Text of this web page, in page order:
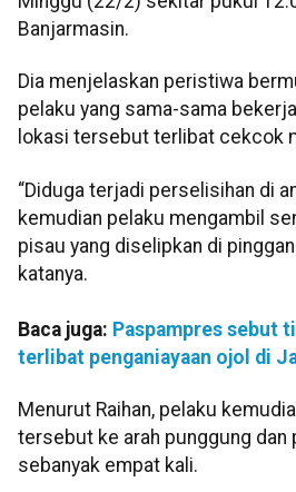
Banjarmasin.
Dia menjelaskan peristiwa
pelaku yang sama-sama
lokasi tersebut terlibat cekcok
“Diduga terjadi perselisihan di
kemudian pelaku mengambil
pisau yang diselipkan di
katanya.
Baca juga: Paspampres sebut
terlibat penganiayaan ojol di
Menurut Raihan, pelaku
tersebut ke arah punggung dan
sebanyak empat kali.